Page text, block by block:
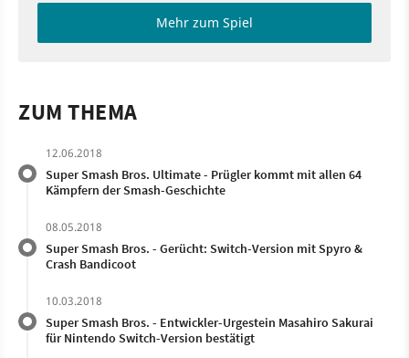
Mehr zum Spiel
ZUM THEMA
12.06.2018
Super Smash Bros. Ultimate - Prügler kommt mit allen 64
Kämpfern der Smash-Geschichte
08.05.2018
Super Smash Bros. - Gerücht: Switch-Version mit Spyro &
Crash Bandicoot
10.03.2018
Super Smash Bros. - Entwickler-Urgestein Masahiro Sakurai
für Nintendo Switch-Version bestätigt